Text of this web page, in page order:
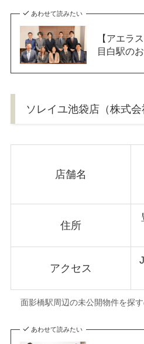
あわせて読みたい
【アエラ
目白駅の
ソレイユ池袋店（株式会
店舗名
住所
アクセス
面影橋駅周辺の未公開物件を探
あわせて読みたい